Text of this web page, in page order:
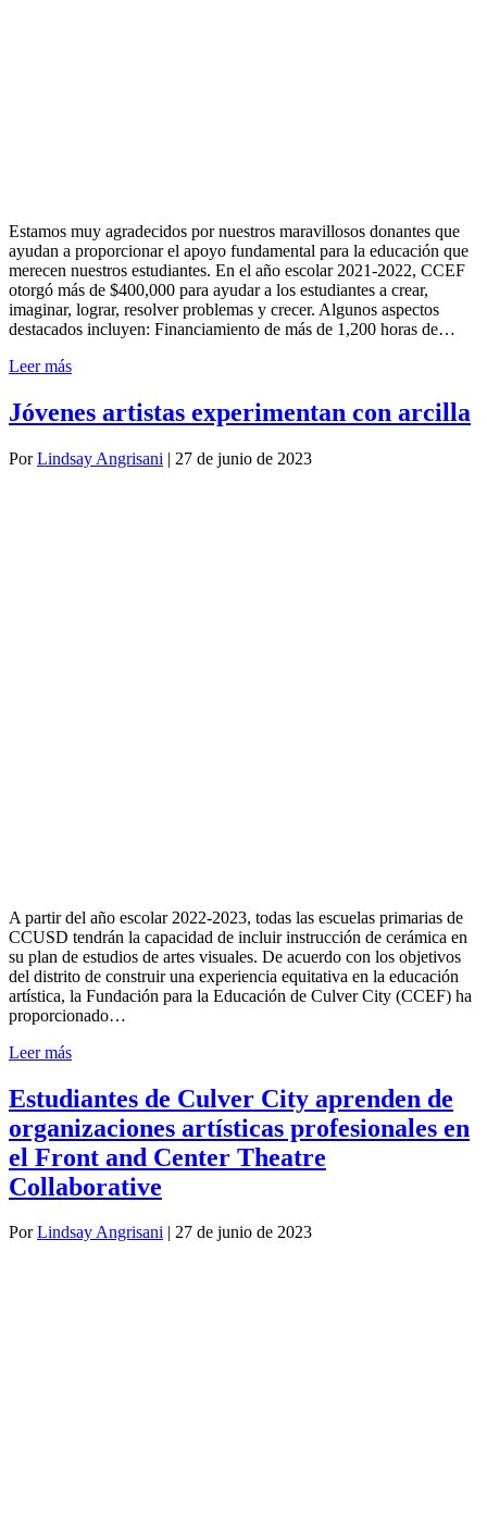
Estamos muy agradecidos por nuestros maravillosos donantes que
ayudan a proporcionar el apoyo fundamental para la educación que
merecen nuestros estudiantes. En el año escolar 2021-2022, CCEF
otorgó más de $400,000 para ayudar a los estudiantes a crear,
imaginar, lograr, resolver problemas y crecer. Algunos aspectos
destacados incluyen: Financiamiento de más de 1,200 horas de…
Leer más
Jóvenes artistas experimentan con arcilla
PorLindsay Angrisani | 27 de junio de 2023
A partir del año escolar 2022-2023, todas las escuelas primarias de
CCUSD tendrán la capacidad de incluir instrucción de cerámica en
su plan de estudios de artes visuales. De acuerdo con los objetivos
del distrito de construir una experiencia equitativa en la educación
artística, la Fundación para la Educación de Culver City (CCEF) ha
proporcionado…
Leer más
Estudiantes de Culver City aprenden de
organizaciones artísticas profesionales en
el Front and Center Theatre
Collaborative
PorLindsay Angrisani | 27 de junio de 2023